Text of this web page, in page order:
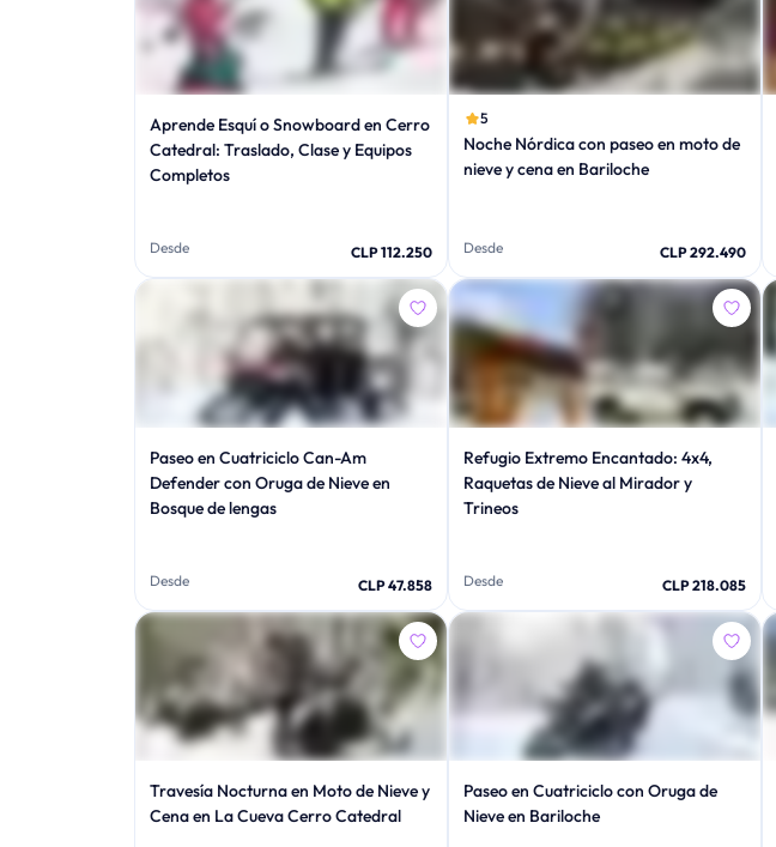
Aprende Esquí o Snowboard en Cerro
Catedral: Traslado, Clase y Equipos
Completos
Desde CLP 112.250
5
Noche Nórdica con paseo en moto de
nieve y cena en Bariloche
Desde CLP 292.490
Paseo en Cuatriciclo Can-Am
Defender con Oruga de Nieve en
Bosque de lengas
Desde CLP 47.858
Refugio Extremo Encantado: 4x4,
Raquetas de Nieve al Mirador y
Trineos
Desde CLP 218.085
Travesía Nocturna en Moto de Nieve y
Cena en La Cueva Cerro Catedral
Paseo en Cuatriciclo con Oruga de
Nieve en Bariloche